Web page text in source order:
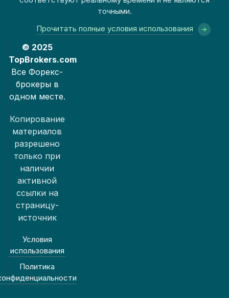
точными.
Прочитать полные условия использования
© 2025
TopBrokers.com
Все Форекс-
брокеры в
одном месте.
Копирование
материалов
разрешено
только при
наличии
активной
ссылки на
страницу-
источник
Условия
использования
Политика